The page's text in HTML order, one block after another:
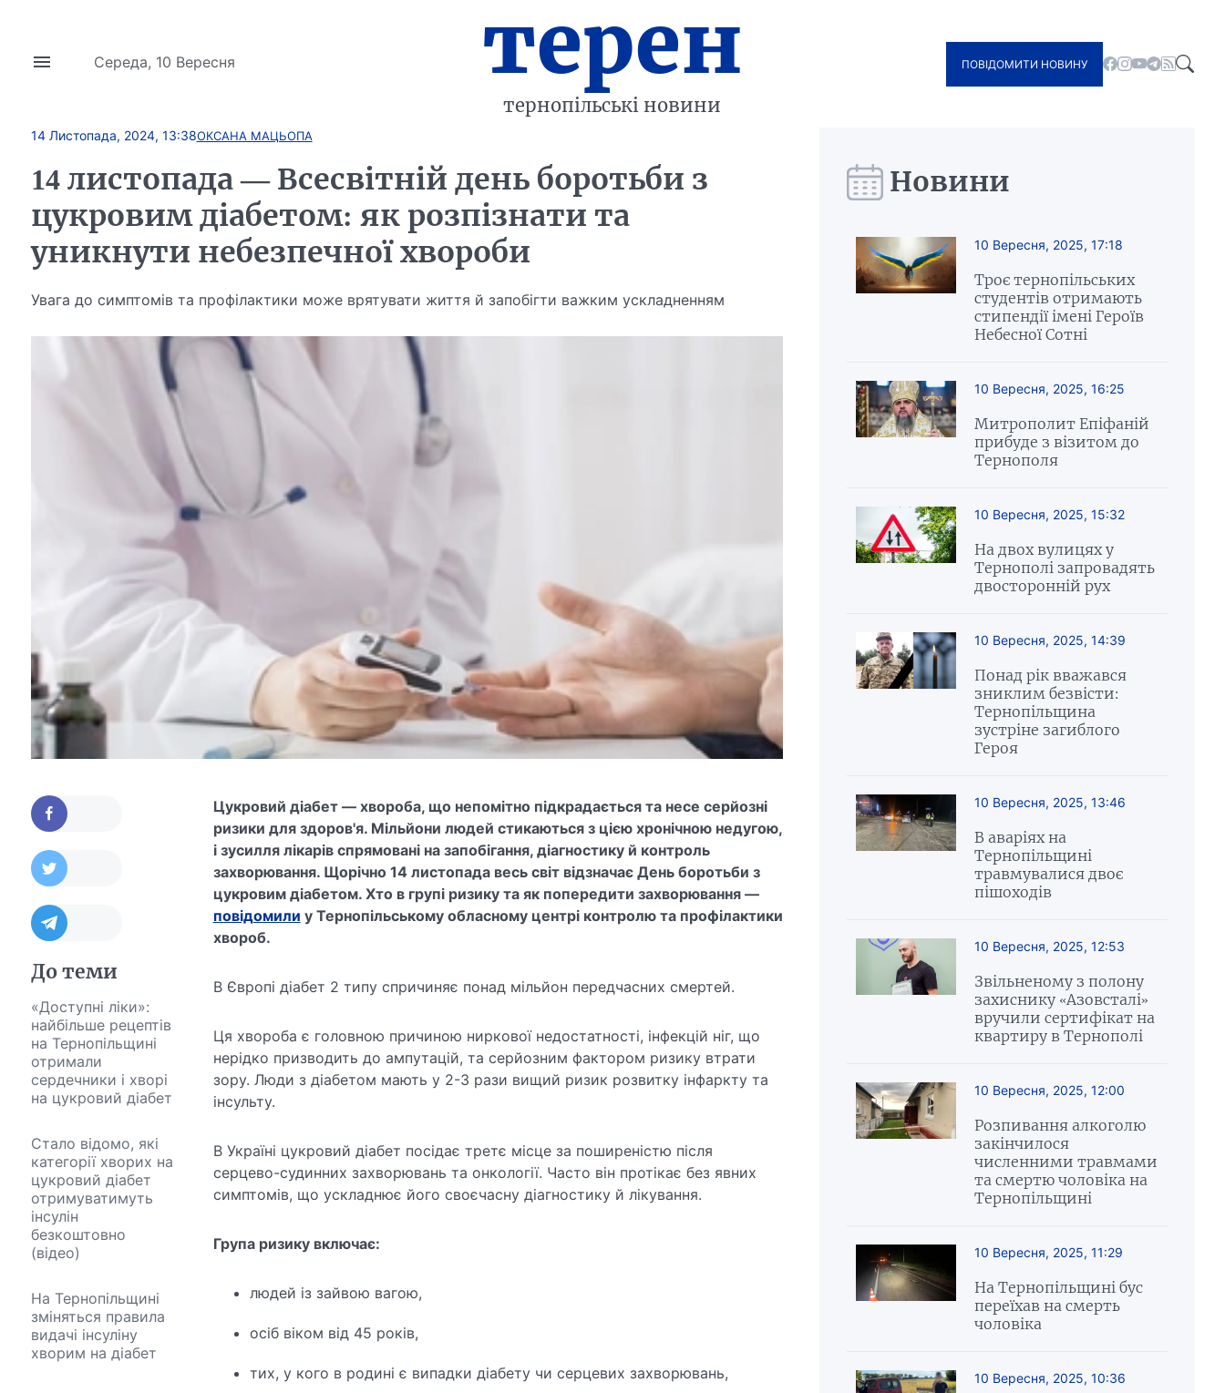
Середа, 10 Вересня терен
тернопільські новини
ПОВІДОМИТИ НОВИНУ
14 Листопада, 2024, 13:38ОКСАНА МАЦЬОПА
14 листопада — Всесвітній день боротьби з
цукровим діабетом: як розпізнати та
уникнути небезпечної хвороби
Увага до симптомів та профілактики може врятувати життя й запобігти важким ускладненням
До теми
«Доступні ліки»:
найбільше рецептів
на Тернопільщині
отримали
сердечники і хворі
на цукровий діабет
Стало відомо, які
категорії хворих на
цукровий діабет
отримуватимуть
інсулін
безкоштовно
(відео)
На Тернопільщині
зміняться правила
видачі інсуліну
хворим на діабет
Цукровий діабет — хвороба, що непомітно підкрадається та несе серйозні
ризики для здоров'я. Мільйони людей стикаються з цією хронічною недугою,
і зусилля лікарів спрямовані на запобігання, діагностику й контроль
захворювання. Щорічно 14 листопада весь світ відзначає День боротьби з
цукровим діабетом. Хто в групі ризику та як попередити захворювання —
повідомили у Тернопільському обласному центрі контролю та профілактики
хвороб.
В Європі діабет 2 типу спричиняє понад мільйон передчасних смертей.
Ця хвороба є головною причиною ниркової недостатності, інфекцій ніг, що
нерідко призводить до ампутацій, та серйозним фактором ризику втрати
зору. Люди з діабетом мають у 2-3 рази вищий ризик розвитку інфаркту та
інсульту.
В Україні цукровий діабет посідає третє місце за поширеністю після
серцево-судинних захворювань та онкології. Часто він протікає без явних
симптомів, що ускладнює його своєчасну діагностику й лікування.
Група ризику включає:
людей із зайвою вагою,
осіб віком від 45 років,
тих, у кого в родині є випадки діабету чи серцевих захворювань,
Новини
10 Вересня, 2025, 17:18
Троє тернопільських
студентів отримають
стипендії імені Героїв
Небесної Сотні
10 Вересня, 2025, 16:25
Митрополит Епіфаній
прибуде з візитом до
Тернополя
10 Вересня, 2025, 15:32
На двох вулицях у
Тернополі запровадять
двосторонній рух
10 Вересня, 2025, 14:39
Понад рік вважався
зниклим безвісти:
Тернопільщина
зустріне загиблого
Героя
10 Вересня, 2025, 13:46
В аваріях на
Тернопільщині
травмувалися двоє
пішоходів
10 Вересня, 2025, 12:53
Звільненому з полону
захиснику «Азовсталі»
вручили сертифікат на
квартиру в Тернополі
10 Вересня, 2025, 12:00
Розпивання алкоголю
закінчилося
численними травмами
та смертю чоловіка на
Тернопільщині
10 Вересня, 2025, 11:29
На Тернопільщині бус
переїхав на смерть
чоловіка
10 Вересня, 2025, 10:36